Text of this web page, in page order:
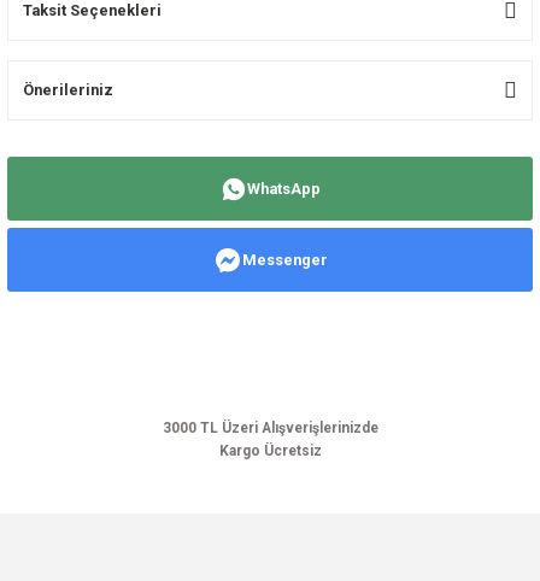
Taksit Seçenekleri
Önerileriniz
Ürün resmi kalitesiz, bozuk veya görüntülenemiyor.
WhatsApp
Messenger
3000 TL Üzeri Alışverişlerinizde
Kargo Ücretsiz